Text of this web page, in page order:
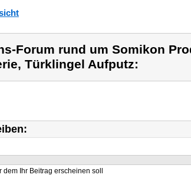
Forum rund um Somikon
Türklingel Aufputz:
dem Ihr Beitrag erscheinen soll